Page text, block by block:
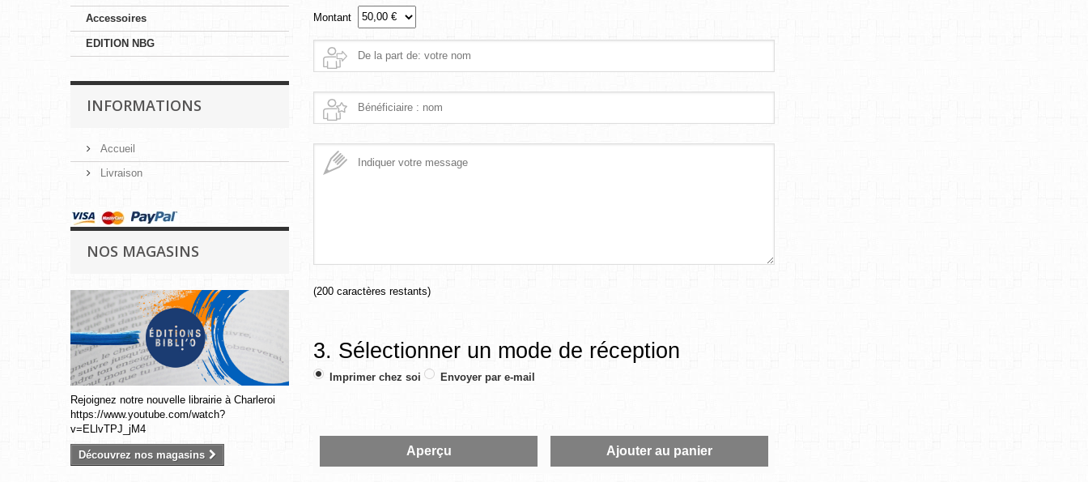
Accessoires
EDITION NBG
INFORMATIONS
Accueil
Livraison
NOS MAGASINS
Rejoignez notre nouvelle librairie à Charleroi
https://www.youtube.com/watch?
v=ELlvTPJ_jM4
Découvrez nos magasins
Montant
(200 caractères restants)
3. Sélectionner un mode de réception
Imprimer chez soi Envoyer par e-mail